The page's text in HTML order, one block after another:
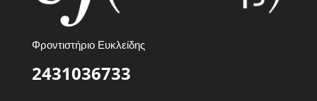
Φροντιστήριο Ευκλείδης
2431036733